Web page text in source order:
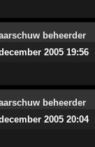
2005 19:56
2005 20:04